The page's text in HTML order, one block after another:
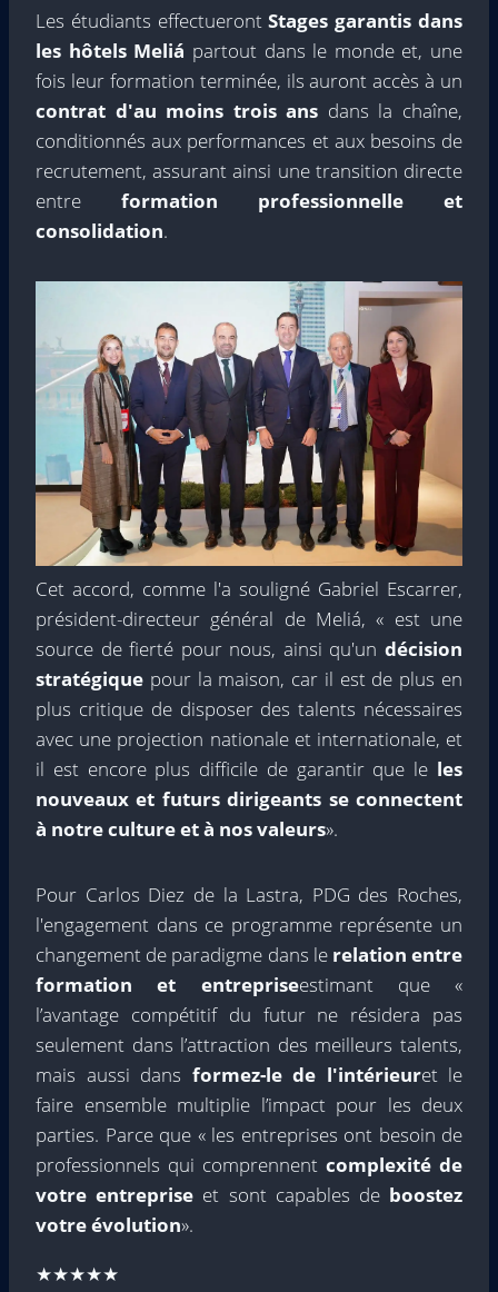
Les étudiants effectuerontStages garantis dans
les hôtels Meliá partout dans le monde et, une
fois leur formation terminée, ils auront accès à un
contrat d'au moins trois ans dans la chaîne,
conditionnés aux performances et aux besoins de
recrutement, assurant ainsi une transition directe
entre formation professionnelle et
consolidation.
Cet accord, comme l'a souligné Gabriel Escarrer,
président-directeur général de Meliá, « est une
source de fierté pour nous, ainsi qu'un décision
stratégique pour la maison, car il est de plus en
plus critique de disposer des talents nécessaires
avec une projection nationale et internationale, et
il est encore plus difficile de garantir que le les
nouveaux et futurs dirigeants se connectent
à notre culture et à nos valeurs».
Pour Carlos Diez de la Lastra, PDG des Roches,
l'engagement dans ce programme représente un
changement de paradigme dans le relation entre
formation et entrepriseestimant que «
l’avantage compétitif du futur ne résidera pas
seulement dans l’attraction des meilleurs talents,
mais aussi dans formez-le de l'intérieuret le
faire ensemble multiplie l’impact pour les deux
parties. Parce que « les entreprises ont besoin de
professionnels qui comprennent complexité de
votre entreprise et sont capables de boostez
votre évolution».
★★★★★